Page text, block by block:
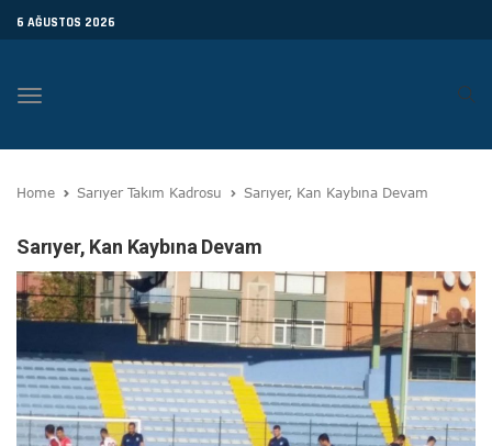
6 AĞUSTOS 2026
Toggle
Home Sarıyer Takım Kadrosu Sarıyer, Kan Kaybına Devam
Sarıyer, Kan Kaybına Devam